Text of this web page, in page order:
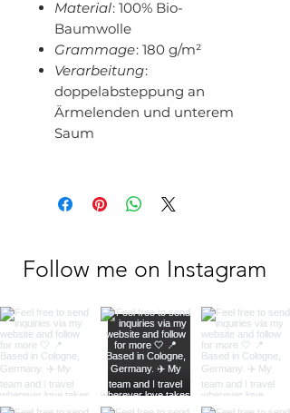
Material: 100% Bio-
Baumwolle
Grammage: 180 g/m²
Verarbeitung:
doppelabsteppung an
Ärmelenden und unterem
Saum
Follow me on Instagram